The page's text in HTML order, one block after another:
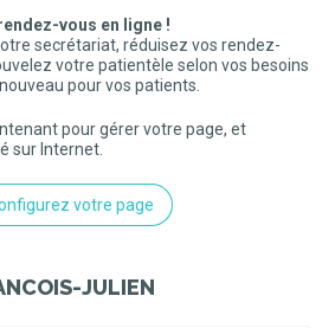
vous en ligne !
secrétariat, réduisez vos rendez-
votre patientèle selon vos besoins
pour vos patients.
pour gérer votre page, et
sur Internet.
votre page
JULIEN